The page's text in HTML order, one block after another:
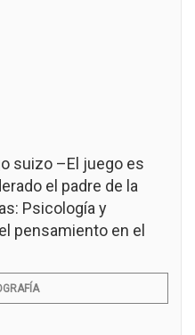
suizo –El juego es
el padre de la
Psicología y
pensamiento en el